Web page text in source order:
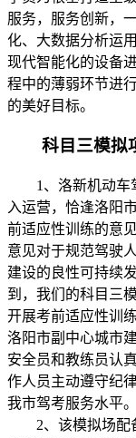
服务，服务创新，
化、大数据分析运
现代智能化的设备
程中的薄弱环节进
的美好目标。
科目三模拟项
1、洛新机动车驾
入运营，恰逢洛阳
前适应性训练的意
意见对于规范驾驶
建设的良性可持续
到，我们的科目三
开展考前适应性训
洛阳市副中心城市
安全员和教练员认
作人员主动遵守纪
我市驾考服务水平。
2、该模拟场配备